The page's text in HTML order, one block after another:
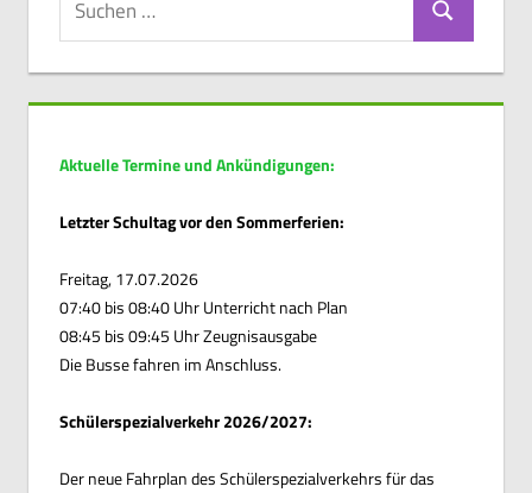
Suchen
Aktuelle Termine und Ankündigungen:
Letzter Schultag vor den Sommerferien:
Freitag, 17.07.2026
07:40 bis 08:40 Uhr Unterricht nach Plan
08:45 bis 09:45 Uhr Zeugnisausgabe
Die Busse fahren im Anschluss.
Schülerspezialverkehr 2026/2027:
Der neue Fahrplan des Schülerspezialverkehrs für das